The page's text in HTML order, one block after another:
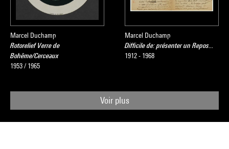
Marcel Duchamp
Rotorelief Verre de
Bohême/Cerceaux
1953 / 1965
Marcel Duchamp
Difficile de: présenter un Repos...
1912 - 1968
Voir plus